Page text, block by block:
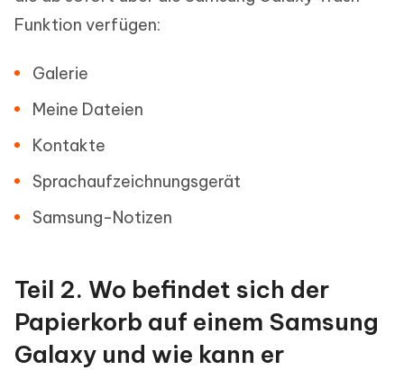
Funktion verfügen:
Galerie
Meine Dateien
Kontakte
Sprachaufzeichnungsgerät
Samsung-Notizen
Teil 2. Wo befindet sich der
Papierkorb auf einem Samsung
Galaxy und wie kann er